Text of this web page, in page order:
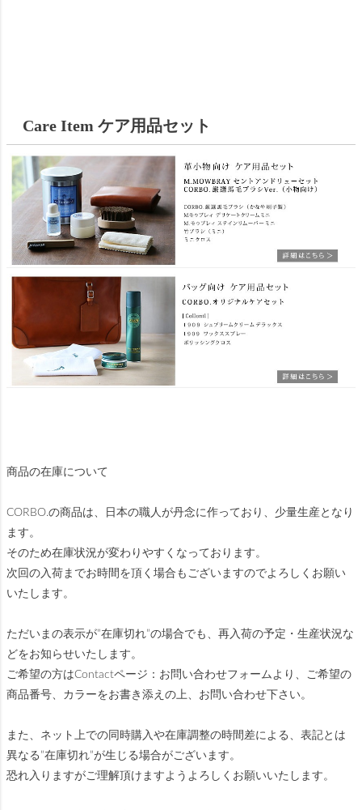
Care Item ケア用品セット
商品の在庫について
CORBO.の商品は、日本の職人が丹念に作っており、少量生産となり
ます。
そのため在庫状況が変わりやすくなっております。
次回の入荷までお時間を頂く場合もございますのでよろしくお願い
いたします。
ただいまの表示が”在庫切れ”の場合でも、再入荷の予定・生産状況な
どをお知らせいたします。
ご希望の方はContactページ：お問い合わせフォームより、ご希望の
商品番号、カラーをお書き添えの上、お問い合わせ下さい。
また、ネット上での同時購入や在庫調整の時間差による、表記とは
異なる”在庫切れ”が生じる場合がございます。
恐れ入りますがご理解頂けますようよろしくお願いいたします。